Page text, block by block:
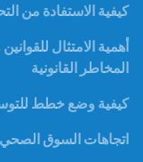
كيفية الاستفادة من
أهمية الامتثال
المخاطر القانونية
كيفية وضع خطط
اتجاهات السوق الصحي